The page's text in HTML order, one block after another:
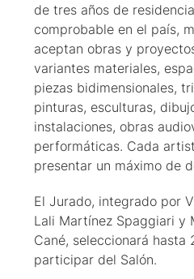
de tres años de
comprobable en el país,
aceptan obras y
variantes materiales,
piezas bidimensionales,
pinturas, esculturas,
instalaciones, obras
performáticas. Cada
presentar un máximo de
El Jurado, integrado por
Lali Martínez Spaggiari y
Cané, seleccionará hasta
participar del Salón.